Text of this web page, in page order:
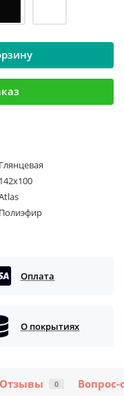
Глянцевая
142х100
Полиэфир
Оплата
О покрытиях
Отзывы 0 Вопрос-